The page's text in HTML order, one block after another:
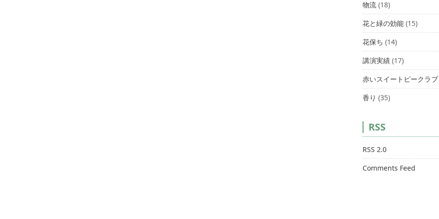
物流 (18)
花と緑の効能 (15)
花保ち (14)
講演実績 (17)
赤いスイートピークラブ
香り (35)
RSS
RSS 2.0
Comments Feed